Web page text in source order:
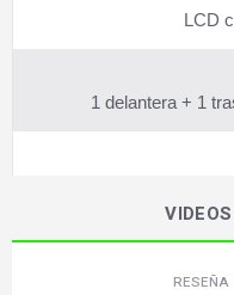
LCD
1 delantera + 1